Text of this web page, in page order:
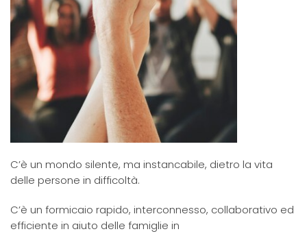
C’è un mondo silente, ma instancabile, dietro la vita
delle persone in difficoltà.
C’è un formicaio rapido, interconnesso, collaborativo ed
efficiente in aiuto delle famiglie in